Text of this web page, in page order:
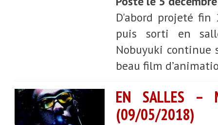
D'abord projeté fin
puis sorti en
Nobuyuki continue
beau film
EN SALLES –
(09/05/2018)